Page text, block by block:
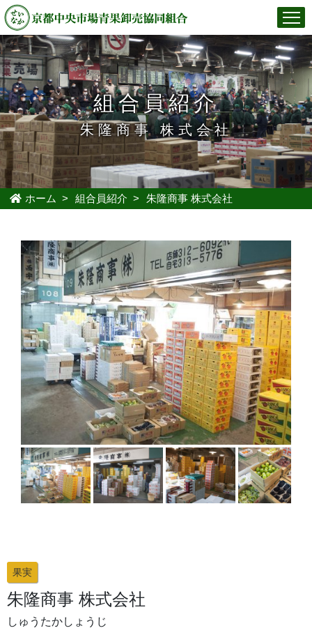
組合員紹介
朱隆商事 株式会社
ホーム > 組合員紹介 > 朱隆商事 株式会社
果実
朱隆商事 株式会社
しゅうたかしょうじ